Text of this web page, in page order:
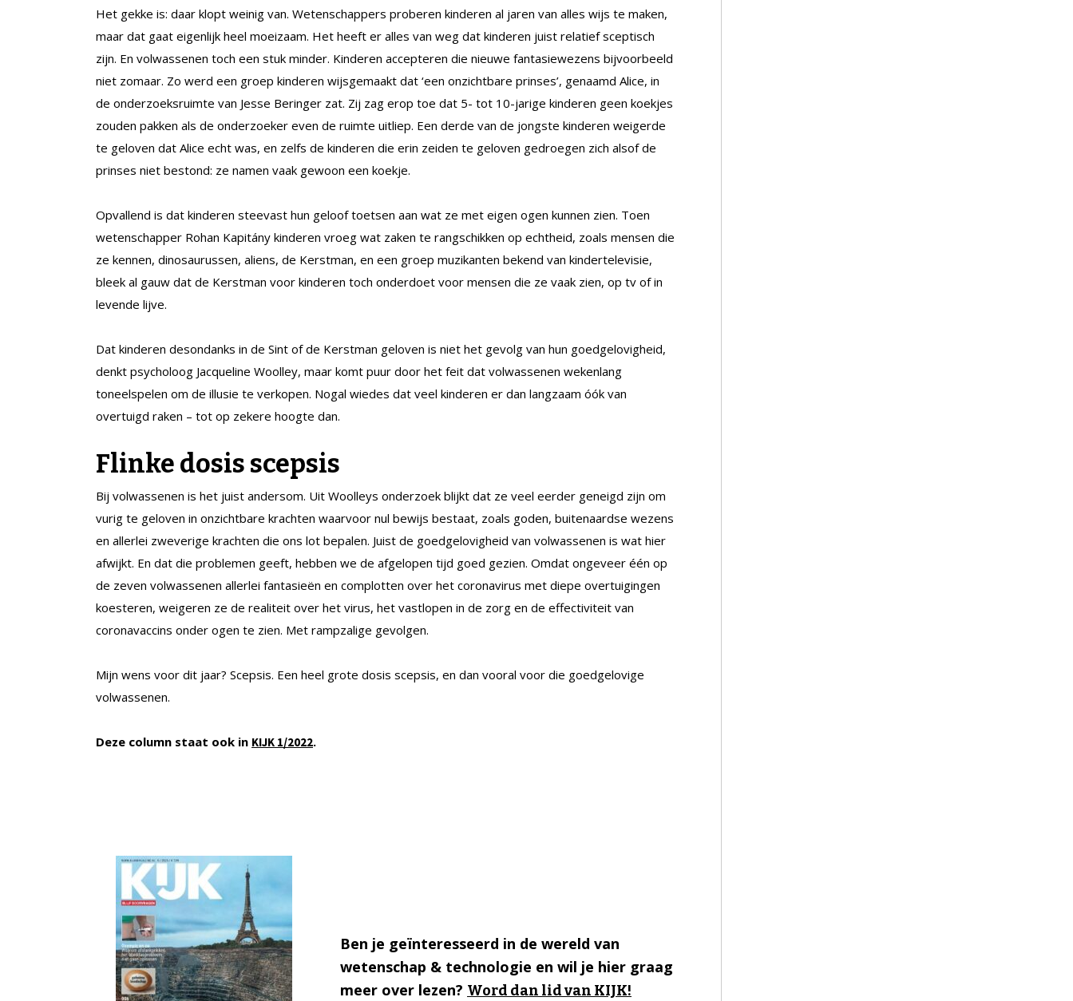
Het gekke is: daar klopt weinig van. Wetenschappers proberen kinderen al jaren van alles wijs te maken,
maar dat gaat eigenlijk heel moeizaam. Het heeft er alles van weg dat kinderen juist relatief sceptisch
zijn. En volwassenen toch een stuk minder. Kinderen accepteren die nieuwe fantasiewezens bijvoorbeeld
niet zomaar. Zo werd een groep kinderen wijsgemaakt dat ‘een onzichtbare prinses’, genaamd Alice, in
de onderzoeksruimte van Jesse Beringer zat. Zij zag erop toe dat 5- tot 10-jarige kinderen geen koekjes
zouden pakken als de onderzoeker even de ruimte uitliep. Een derde van de jongste kinderen weigerde
te geloven dat Alice echt was, en zelfs de kinderen die erin zeiden te geloven gedroegen zich alsof de
prinses niet bestond: ze namen vaak gewoon een koekje.
Opvallend is dat kinderen steevast hun geloof toetsen aan wat ze met eigen ogen kunnen zien. Toen
wetenschapper Rohan Kapitány kinderen vroeg wat zaken te rangschikken op echtheid, zoals mensen die
ze kennen, dinosaurussen, aliens, de Kerstman, en een groep muzikanten bekend van kindertelevisie,
bleek al gauw dat de Kerstman voor kinderen toch onderdoet voor mensen die ze vaak zien, op tv of in
levende lijve.
Dat kinderen desondanks in de Sint of de Kerstman geloven is niet het gevolg van hun goedgelovigheid,
denkt psycholoog Jacqueline Woolley, maar komt puur door het feit dat volwassenen wekenlang
toneelspelen om de illusie te verkopen. Nogal wiedes dat veel kinderen er dan langzaam óók van
overtuigd raken – tot op zekere hoogte dan.
Flinke dosis scepsis
Bij volwassenen is het juist andersom. Uit Woolleys onderzoek blijkt dat ze veel eerder geneigd zijn om
vurig te geloven in onzichtbare krachten waarvoor nul bewijs bestaat, zoals goden, buitenaardse wezens
en allerlei zweverige krachten die ons lot bepalen. Juist de goedgelovigheid van volwassenen is wat hier
afwijkt. En dat die problemen geeft, hebben we de afgelopen tijd goed gezien. Omdat ongeveer één op
de zeven volwassenen allerlei fantasieën en complotten over het coronavirus met diepe overtuigingen
koesteren, weigeren ze de realiteit over het virus, het vastlopen in de zorg en de effectiviteit van
coronavaccins onder ogen te zien. Met rampzalige gevolgen.
Mijn wens voor dit jaar? Scepsis. Een heel grote dosis scepsis, en dan vooral voor die goedgelovige
volwassenen.
Deze column staat ook in KIJK 1/2022.
Ben je geïnteresseerd in de wereld van
wetenschap & technologie en wil je hier graag
meer over lezen? Word dan lid van KIJK!